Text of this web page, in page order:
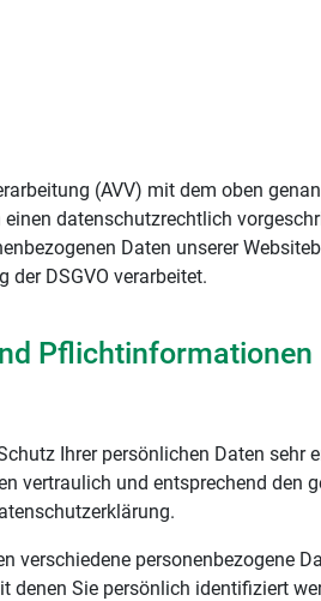
(AVV) mit dem oben
datenschutzrechtlich
Daten unserer
der DSGVO verarbeitet.
Pflicht­informationen
Ihrer persönlichen Daten sehr
vertraulich und entsprechend den
verschiedene personenbezogene
denen Sie persönlich identifiziert